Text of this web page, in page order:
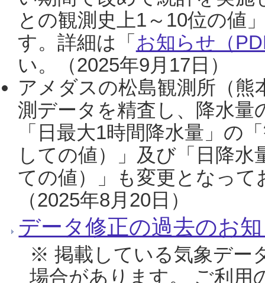
との観測史上1～10位の値
す。詳細は「 お知らせ（
い。（2025年9月17日）
アメダスの松島観測所（熊
測データを精査し、降水
「日最大1時間降水量」の
しての値）」及び「日降
ての値）」も変更となっ
（2025年8月20日）
データ修正の過去のお
※ 掲載している気象デー
場合があります。 ご利用